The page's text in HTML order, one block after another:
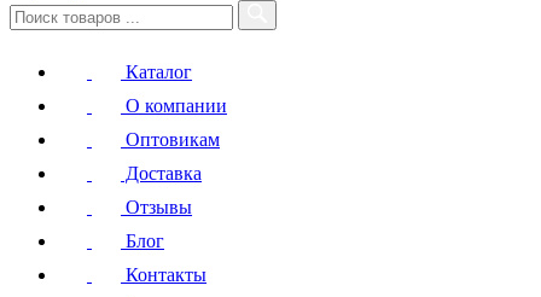
Каталог
О компании
Оптовикам
Доставка
Отзывы
Блог
Контакты